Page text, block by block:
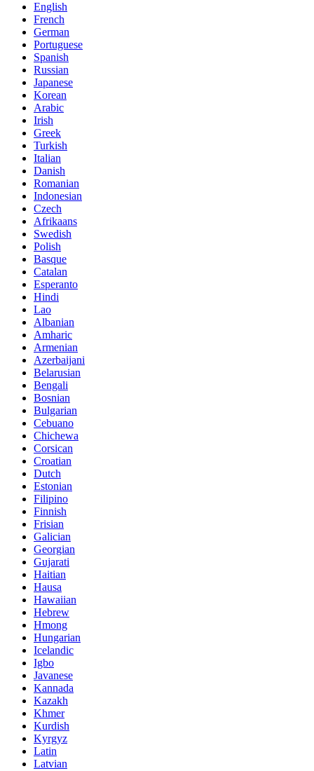
English
French
German
Portuguese
Spanish
Russian
Japanese
Korean
Arabic
Irish
Greek
Turkish
Italian
Danish
Romanian
Indonesian
Czech
Afrikaans
Swedish
Polish
Basque
Catalan
Esperanto
Hindi
Lao
Albanian
Amharic
Armenian
Azerbaijani
Belarusian
Bengali
Bosnian
Bulgarian
Cebuano
Chichewa
Corsican
Croatian
Dutch
Estonian
Filipino
Finnish
Frisian
Galician
Georgian
Gujarati
Haitian
Hausa
Hawaiian
Hebrew
Hmong
Hungarian
Icelandic
Igbo
Javanese
Kannada
Kazakh
Khmer
Kurdish
Kyrgyz
Latin
Latvian